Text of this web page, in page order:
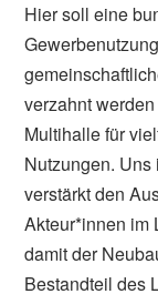
Hier soll eine
verzahnt
Multihalle für
Nutzungen.
verstärkt den
Akteur*innen im
damit der
Bestandteil des